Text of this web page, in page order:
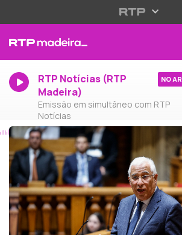
RTP Notícias (RTP
Madeira)
Emissão em simultâneo com RTP
Notícias
NO AR